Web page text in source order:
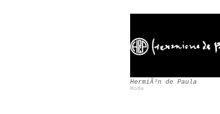
HermiÃ³n de Paula
Moda
Rosa Basurto